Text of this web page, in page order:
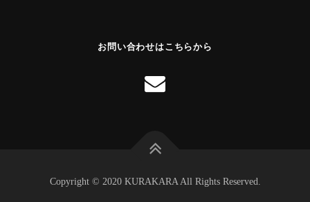
お問い合わせはこちらから
Copyright © 2020 KURAKARA All Rights Reserved.